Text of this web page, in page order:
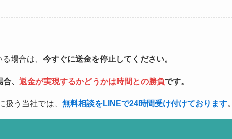
場合は、 今すぐに送金を停止してください。
、 返金が実現するかどうかは時間との勝負です。
扱う当社では、 無料相談をLINEで24時間受け付けております。